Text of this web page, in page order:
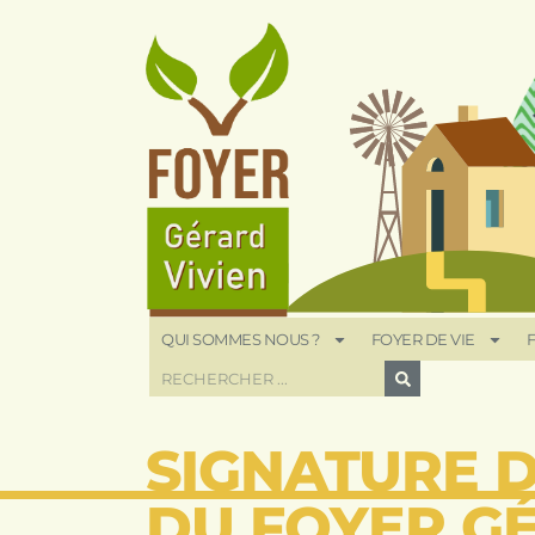
QUI SOMMES NOUS ? FOYER DE VIE
SIGNATURE